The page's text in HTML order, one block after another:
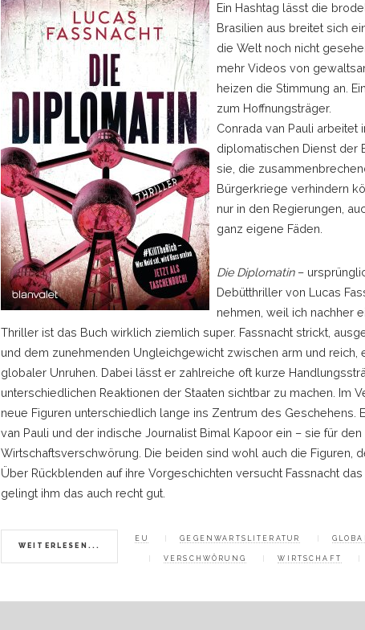
Ein Hashtag lässt die
Brasilien aus breitet sich
die Welt noch nicht
mehr Videos von
heizen die Stimmung an.
zum Hoffnungsträger.
Conrada van Pauli arbeitet
diplomatischen Dienst der
sie, die
Bürgerkriege verhindern
nur in den Regierungen,
ganz eigene Fäden.
Die Diplomatin –
Debütthriller von Lucas
nehmen, weil ich nachher
Thriller ist das Buch wirklich ziemlich super. Fassnacht strickt,
und dem zunehmenden Ungleichgewicht zwischen arm und
globaler Unruhen. Dabei lässt er zahlreiche oft kurze
unterschiedlichen Reaktionen der Staaten sichtbar zu machen. Im
neue Figuren unterschiedlich lange ins Zentrum des Geschehens.
van Pauli und der indische Journalist Bimal Kapoor ein – sie für den
Wirtschaftsverschwörung. Die beiden sind wohl auch die Figuren,
Über Rückblenden auf ihre Vorgeschichten versucht Fassnacht
gelingt ihm das auch recht gut.
WEITERLESEN...
EU GEGENWARTSLITERATUR
VERSCHWÖRUNG WIRTSCHAFT